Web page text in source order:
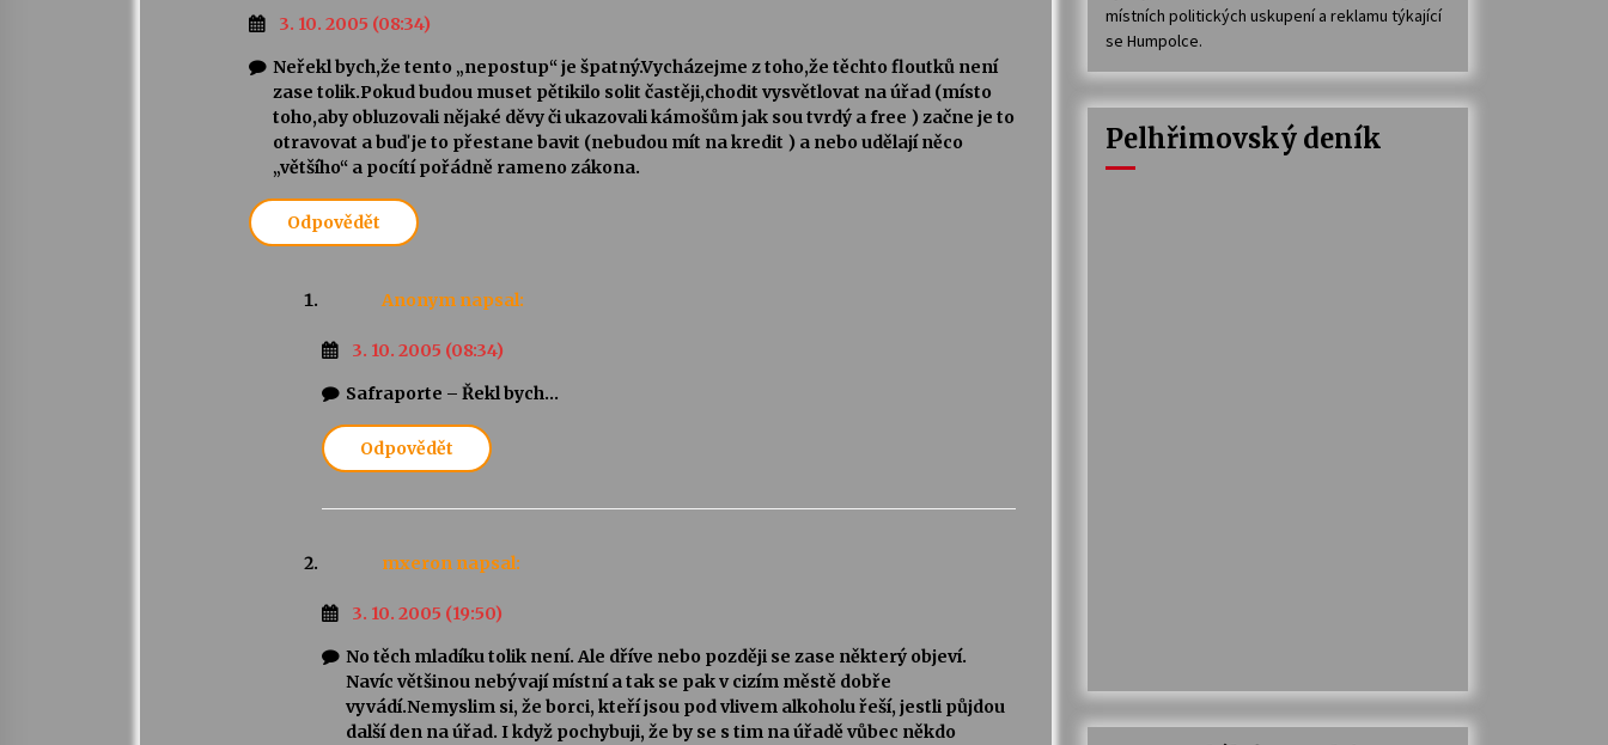
3. 10. 2005 (08:34)
Neřekl bych,že tento „nepostup“ je špatný.Vycházejme z toho,že těchto floutků není
zase tolik.Pokud budou muset pětikilo solit častěji,chodit vysvětlovat na úřad (místo
toho,aby obluzovali nějaké děvy či ukazovali kámošům jak sou tvrdý a free ) začne je to
otravovat a buď je to přestane bavit (nebudou mít na kredit ) a nebo udělají něco
„většího“ a pocítí pořádně rameno zákona.
Odpovědět
Anonym napsal:
3. 10. 2005 (08:34)
Safraporte – Řekl bych…
Odpovědět
mxeron napsal:
3. 10. 2005 (19:50)
No těch mladíku tolik není. Ale dříve nebo později se zase některý objeví.
Navíc většinou nebývají místní a tak se pak v cizím městě dobře
vyvádí.Nemyslim si, že borci, kteří jsou pod vlivem alkoholu řeší, jestli půjdou
další den na úřad. I když pochybuji, že by se s tim na úřadě vůbec někdo
místních politických uskupení a reklamu týkající
se Humpolce.
Pelhřimovský deník